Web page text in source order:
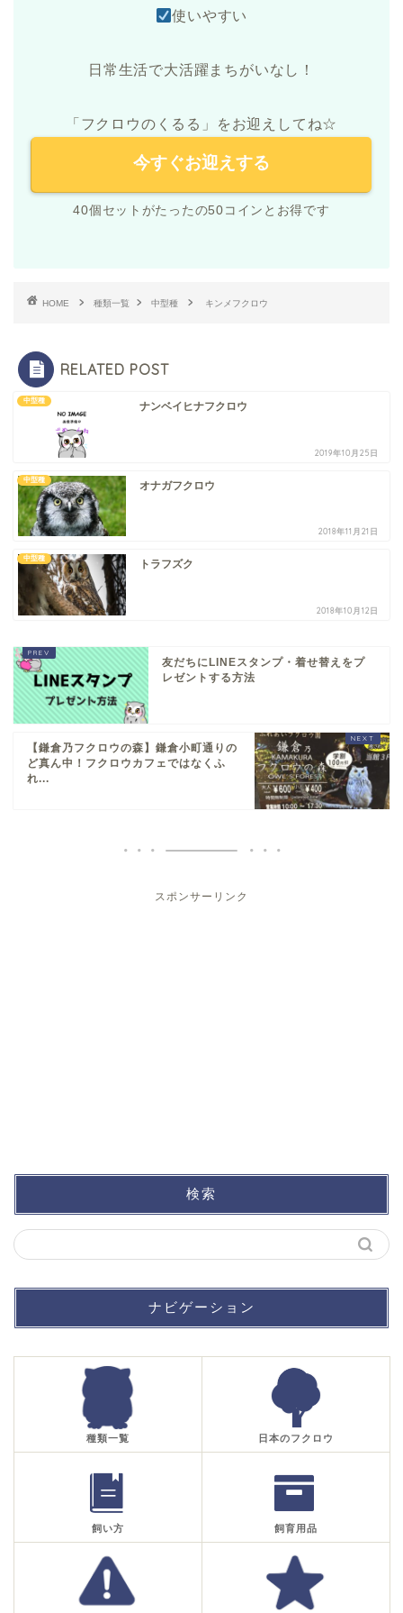
使いやすい
日常生活で大活躍まちがいなし！
「フクロウのくるる」をお迎えしてね☆
今すぐお迎えする
40個セットがたったの50コインとお得です
HOME 種類一覧 中型種 キンメフクロウ
RELATED POST
中型種 ナンベイヒナフクロウ
2019年10月25日
中型種 オナガフクロウ
2018年11月21日
中型種 トラフズク
2018年10月12日
友だちにLINEスタンプ・着せ替えをプ
レゼントする方法
【鎌倉乃フクロウの森】鎌倉小町通りの
ど真ん中！フクロウカフェではなくふ
れ...
スポンサーリンク
検索
ナビゲーション
種類一覧 日本のフクロウ
飼い方 飼育用品